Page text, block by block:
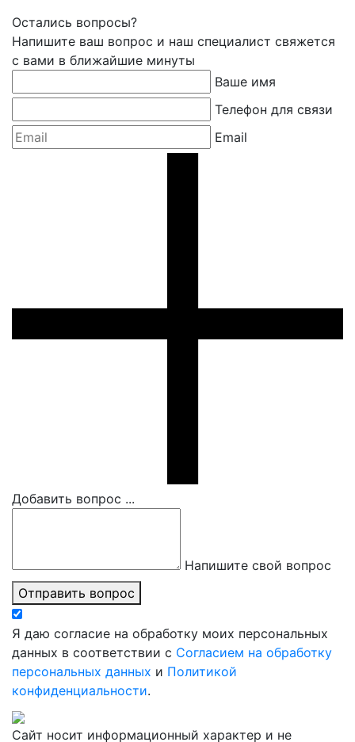
Остались вопросы?
Напишите ваш вопрос и наш специалист свяжется
с вами в ближайшие минуты
Ваше имя
Телефон для связи
Email
Добавить вопрос ...
Напишите свой вопрос
Отправить вопрос
Я даю согласие на обработку моих персональных
данных в соответствии с Согласием на обработку
персональных данных и Политикой
конфиденциальности.
Сайт носит информационный характер и не